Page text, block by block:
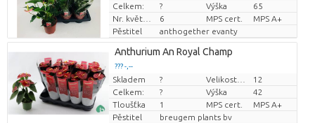
Celkem:
? Výška
65
Nr. květináč
6 MPS cert.
MPS A+
Pěstitel
anthogether evanty
Anthurium An Royal Champ
??? -,--
Cena za kus
Skladem ?
12
Celkem:
? Výška
42
Tloušťka
1 MPS cert.
MPS A+
Pěstitel
breugem plants bv